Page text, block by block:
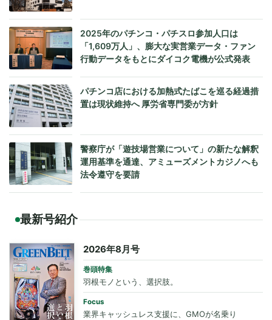
2025年のパチンコ・パチスロ参加人口は
「1,609万人」、膨大な実営業データ・ファン
行動データをもとにダイコク電機が公式発表
パチンコ店における加熱式たばこを巡る経過措
置は現状維持へ 厚労省専門委が方針
警察庁が「遊技場営業について」の新たな解釈
運用基準を通達、アミューズメントカジノへも
法令遵守を要請
最新号紹介
2026年8月号
巻頭特集
羽根モノという、選択肢。
Focus
業界キャッシュレス支援に、GMOが名乗り